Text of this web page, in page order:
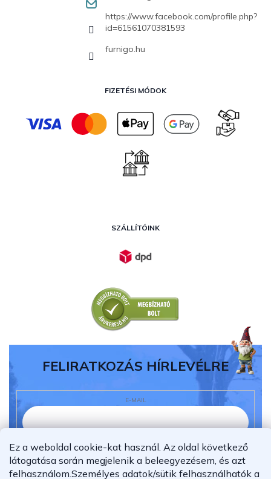
Ez a weboldal cookie-kat használ. Az oldal következő
látogatása során megjelenik a beleegyezésem, és azt
felhasználom.Személyes adatok/sütik felhasználhatók a
https://www.facebook.com/profile.php?
id=61561070381593
furnigo.hu
FIZETÉSI MÓDOK
SZÁLLÍTÓINK
FELIRATKOZÁS HÍRLEVÉLRE
E-MAIL
Elolvastam és megértettem azadatvédelmi
nyilatkozatot.